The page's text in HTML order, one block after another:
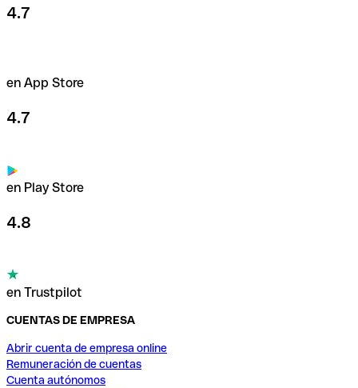
4.7
en App Store
4.7
en Play Store
4.8
en Trustpilot
CUENTAS DE EMPRESA
Abrir cuenta de empresa online
Remuneración de cuentas
Cuenta autónomos